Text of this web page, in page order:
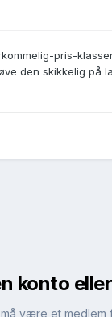
pris-
den skikkelig på
konto
være et medlem